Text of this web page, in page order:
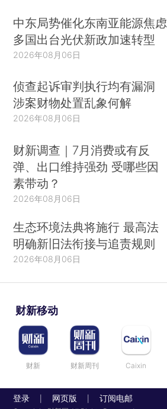
中东局势催化东南亚能源焦虑
多国出台光伏新政加速转型
2026年08月06日
侦查起诉审判执行均有漏洞
涉案财物处置乱象何解
2026年08月06日
财新调查｜7月消费或有反
弹、出口维持强劲 受哪些因
素带动？
2026年08月06日
生态环境法典将施行 最高法
明确新旧法衔接与追责规则
2026年08月06日
财新移动
财新 财新周刊 Caixin
登录 网页版 订阅电邮